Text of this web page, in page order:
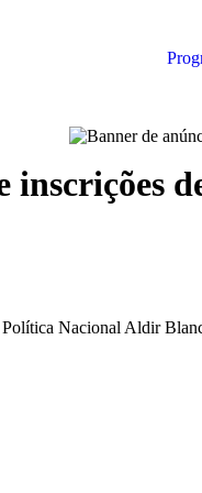
inscrições
Política Nacional Aldir